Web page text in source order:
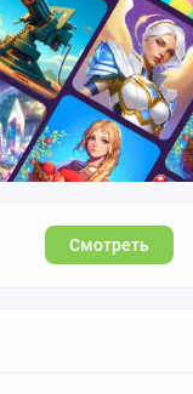
Смотреть